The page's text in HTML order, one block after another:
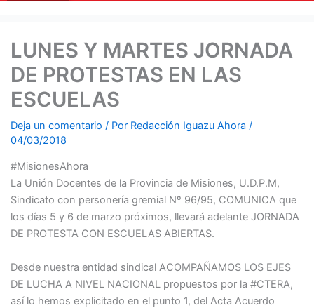
LUNES Y MARTES JORNADA
DE PROTESTAS EN LAS
ESCUELAS
Deja un comentario / Por Redacción Iguazu Ahora /
04/03/2018
#MisionesAhora
La Unión Docentes de la Provincia de Misiones, U.D.P.M,
Sindicato con personería gremial Nº 96/95, COMUNICA que
los días 5 y 6 de marzo próximos, llevará adelante JORNADA
DE PROTESTA CON ESCUELAS ABIERTAS.
Desde nuestra entidad sindical ACOMPAÑAMOS LOS EJES
DE LUCHA A NIVEL NACIONAL propuestos por la #CTERA,
así lo hemos explicitado en el punto 1, del Acta Acuerdo